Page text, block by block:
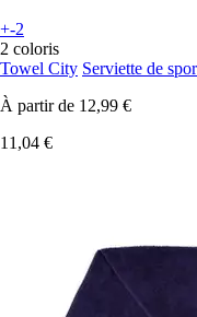
+-2
2 coloris
Towel City Serviette de
À partir de 12,99 €
11,04 €